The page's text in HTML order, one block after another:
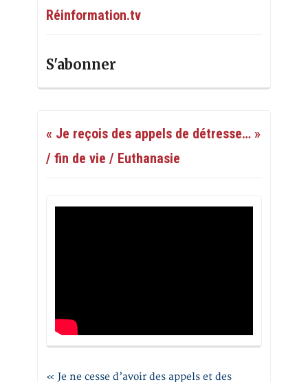
Réinformation.tv
S'abonner
« Je reçois des appels de détresse… »
/ fin de vie / Euthanasie
« Je ne cesse d’avoir des appels et des